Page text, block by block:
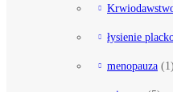
łysienie
menopauza (1)